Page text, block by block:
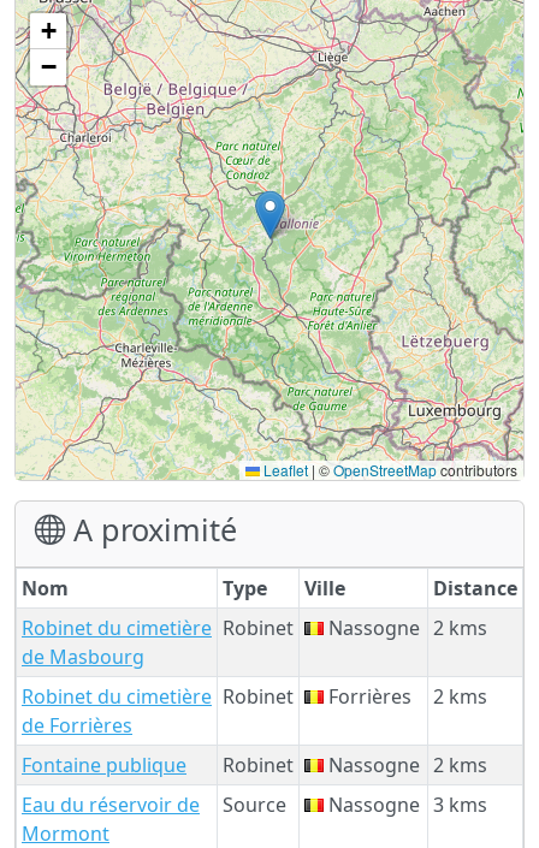
+
−
Leaflet | ©OpenStreetMapcontributors
A proximité
Nom Type Ville
Distance
Robinet du cimetière
de Masbourg
Robinet Nassogne 2 kms
Robinet du cimetière
de Forrières
Robinet Forrières 2 kms
Fontaine publique Robinet Nassogne 2 kms
Eau du réservoir de
Mormont
Source Nassogne 3 kms